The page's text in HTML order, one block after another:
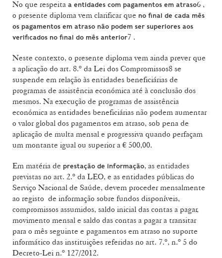
No que respeita a entidades com pagamentos em atraso6 ,
o presente diploma vem clarificar que no final de cada mês
os pagamentos em atraso não podem ser superiores aos
verificados no final do mês anterior7 .
Neste contexto, o presente diploma vem ainda prever que
a aplicação do art. 8.º da Lei dos Compromissos8 se
suspende em relação às entidades beneficiárias de
programas de assistência económica até à conclusão dos
mesmos. Na execução de programas de assistência
económica as entidades beneficiárias não podem aumentar
o valor global dos pagamentos em atraso, sob pena de
aplicação de multa mensal e progressiva quando perfaçam
um montante igual ou superior a € 500,00.
Em matéria de prestação de informação, as entidades
previstas no art. 2.º da LEO, e as entidades públicas do
Serviço Nacional de Saúde, devem proceder mensalmente
ao registo de informação sobre fundos disponíveis,
compromissos assumidos, saldo inicial das contas a pagar,
movimento mensal e saldo das contas a pagar a transitar
para o mês seguinte e pagamentos em atraso no suporte
informático das instituições referidas no art. 7.º, n.º 5 do
Decreto-Lei n.º 127/2012.